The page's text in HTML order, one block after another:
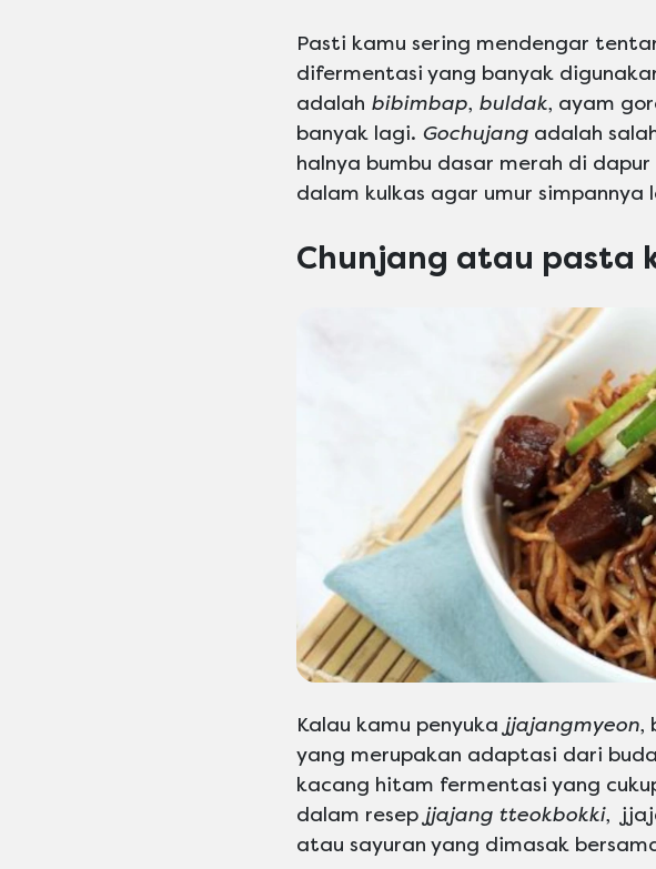
Pasti kamu sering mendengar
difermentasi yang banyak
adalah bibimbap, buldak, ayam
banyak lagi. Gochujang adalah
halnya bumbu dasar merah di
dalam kulkas agar umur simpannya
Chunjang atau pasta
Kalau kamu penyuka jjajangmyeon,
yang merupakan adaptasi dari
kacang hitam fermentasi yang
dalam resep jjajang tteokbokki,
atau sayuran yang dimasak